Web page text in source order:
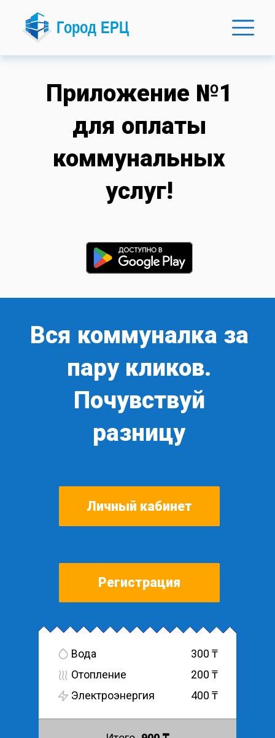
Приложение №1
для оплаты
коммунальных
услуг!
Вся коммуналка за
пару кликов.
Почувствуй
разницу
Личный кабинет
Регистрация
Вода
300
Отопление
200
Электроэнергия
400